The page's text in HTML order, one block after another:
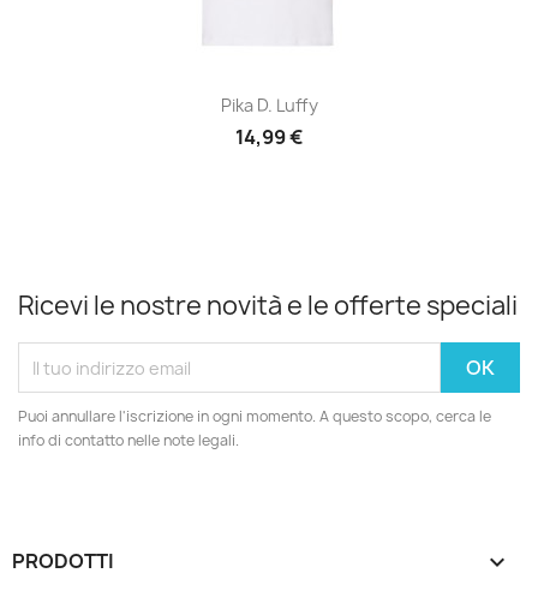
Pika D. Luffy
14,99 €
Ricevi le nostre novità e le offerte speciali
Puoi annullare l'iscrizione in ogni momento. A questo scopo, cerca le
info di contatto nelle note legali.
PRODOTTI 